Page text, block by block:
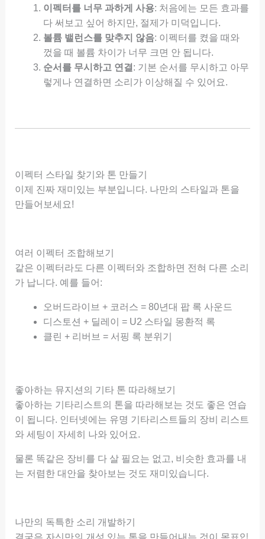
이펙터를 너무 과하게 사용: 처음에는 모든 효과를
다 써보고 싶어 하지만, 절제가 미덕입니다.
볼륨 밸런스를 맞추지 않음: 이펙터를 켰을 때와
껐을 때 볼륨 차이가 너무 크면 안 됩니다.
순서를 무시하고 연결 : 기본 순서를 무시하고 아무
렇게나 연결하면 소리가 이상해질 수 있어요.
이펙터 스타일 찾기와 톤 만들기
이제 진짜 재미있는 부분입니다. 나만의 스타일과 톤을
만들어보세요!
여러 이펙터 조합해보기
같은 이펙터라도 다른 이펙터와 조합하면 전혀 다른 소리
가 납니다. 예를 들어:
오버드라이브 + 코러스 = 80년대 팝 록 사운드
디스토션 + 딜레이 = U2 스타일 몽환적 록
클린 + 리버브 = 서핑 록 분위기
좋아하는 뮤지션의 기타 톤 따라해보기
좋아하는 기타리스트의 톤을 따라해보는 것도 좋은 연습
이 됩니다. 인터넷에는 유명 기타리스트들의 장비 리스트
와 세팅이 자세히 나와 있어요.
물론 똑같은 장비를 다 살 필요는 없고, 비슷한 효과를 내
는 저렴한 대안을 찾아보는 것도 재미있습니다.
나만의 독특한 소리 개발하기